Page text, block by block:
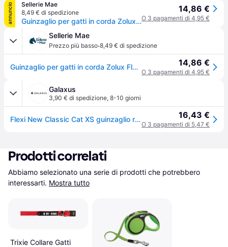
annuncio
Sellerie Mae
8,49 € di spedizione
Guinzaglio per gatti in corda Zolux Flexi - Rose
14,86 €
O 3 pagamenti di 4,95 €
Sellerie Mae
Prezzo più basso·8,49 € di spedizione
Guinzaglio per gatti in corda Zolux Flexi - Rose 14,86 €
O 3 pagamenti di 4,95 €
Galaxus
3,90 € di spedizione, 8-10 giorni
Flexi New Classic Cat XS guinzaglio retrattile da 3 m - rosa (XS, Gatto, Passeggiare), Collare + Guinzaglio 16,43 €
O 3 pagamenti di 5,47 €
Prodotti correlati
Abbiamo selezionato una serie di prodotti che potrebbero
interessarti. Mostra tutto
Trixie Collare Gatti